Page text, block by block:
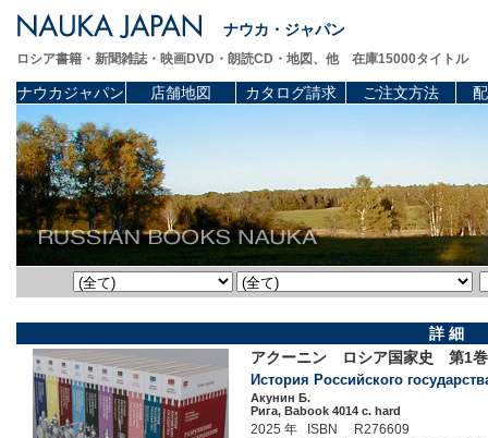
ナウカ・ジャパン
ロシア書籍・新聞雑誌・映画DVD・朗読CD・地図、他 在庫15000タイトル
ナウカジャパン 店舗地図 カタログ請求 ご注文方法
詳 細
アクーニン ロシア国家史 第1
История Российского
Акунин Б.
Рига, Babook 4014 c. hard
2025 年 ISBN R276609